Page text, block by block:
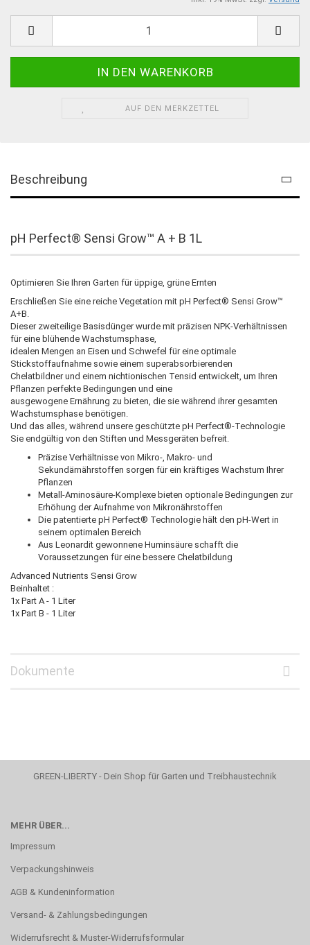
AUF DEN MERKZETTEL
Beschreibung
pH Perfect® Sensi Grow™ A + B 1L
Optimieren Sie Ihren Garten für üppige, grüne Ernten
Erschließen Sie eine reiche Vegetation mit pH Perfect® Sensi Grow™
A+B.
Dieser zweiteilige Basisdünger wurde mit präzisen NPK-Verhältnissen
für eine blühende Wachstumsphase,
idealen Mengen an Eisen und Schwefel für eine optimale
Stickstoffaufnahme sowie einem superabsorbierenden
Chelatbildner und einem nichtionischen Tensid entwickelt, um Ihren
Pflanzen perfekte Bedingungen und eine
ausgewogene Ernährung zu bieten, die sie während ihrer gesamten
Wachstumsphase benötigen.
Und das alles, während unsere geschützte pH Perfect®-Technologie
Sie endgültig von den Stiften und Messgeräten befreit.
Präzise Verhältnisse von Mikro-, Makro- und
Sekundärnährstoffen sorgen für ein kräftiges Wachstum Ihrer
Pflanzen
Metall-Aminosäure-Komplexe bieten optionale Bedingungen zur
Erhöhung der Aufnahme von Mikronährstoffen
Die patentierte pH Perfect® Technologie hält den pH-Wert in
seinem optimalen Bereich
Aus Leonardit gewonnene Huminsäure schafft die
Voraussetzungen für eine bessere Chelatbildung
Advanced Nutrients Sensi Grow
Beinhaltet :
1x Part A - 1 Liter
1x Part B - 1 Liter
Dokumente
GREEN-LIBERTY - Dein Shop für Garten und Treibhaustechnik
MEHR ÜBER...
Impressum
Verpackungshinweis
AGB & Kundeninformation
Versand- & Zahlungsbedingungen
Widerrufsrecht & Muster-Widerrufsformular